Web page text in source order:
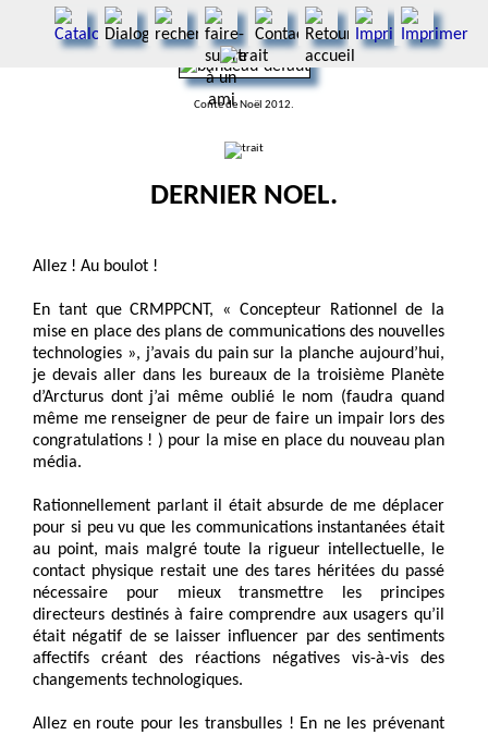
Conte de Noël 2012.
DERNIER NOEL.
Allez ! Au boulot !
En tant que CRMPPCNT, « Concepteur Rationnel de la
mise en place des plans de communications des nouvelles
technologies », j’avais du pain sur la planche aujourd’hui,
je devais aller dans les bureaux de la troisième Planète
d’Arcturus dont j’ai même oublié le nom (faudra quand
même me renseigner de peur de faire un impair lors des
congratulations ! ) pour la mise en place du nouveau plan
média.
Rationnellement parlant il était absurde de me déplacer
pour si peu vu que les communications instantanées était
au point, mais malgré toute la rigueur intellectuelle, le
contact physique restait une des tares héritées du passé
nécessaire pour mieux transmettre les principes
directeurs destinés à faire comprendre aux usagers qu’il
était négatif de se laisser influencer par des sentiments
affectifs créant des réactions négatives vis-à-vis des
changements technologiques.
Allez en route pour les transbulles ! En ne les prévenant